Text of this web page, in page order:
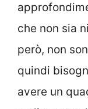
che non sia
però, non
quindi
avere un